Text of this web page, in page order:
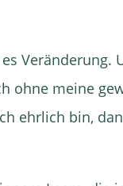
Veränderung.
ohne meine
ehrlich bin,